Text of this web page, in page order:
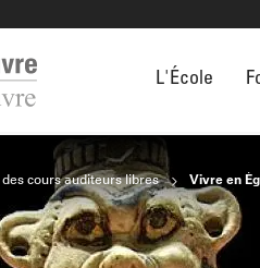
L'École
cours auditeurs libres Vivre en